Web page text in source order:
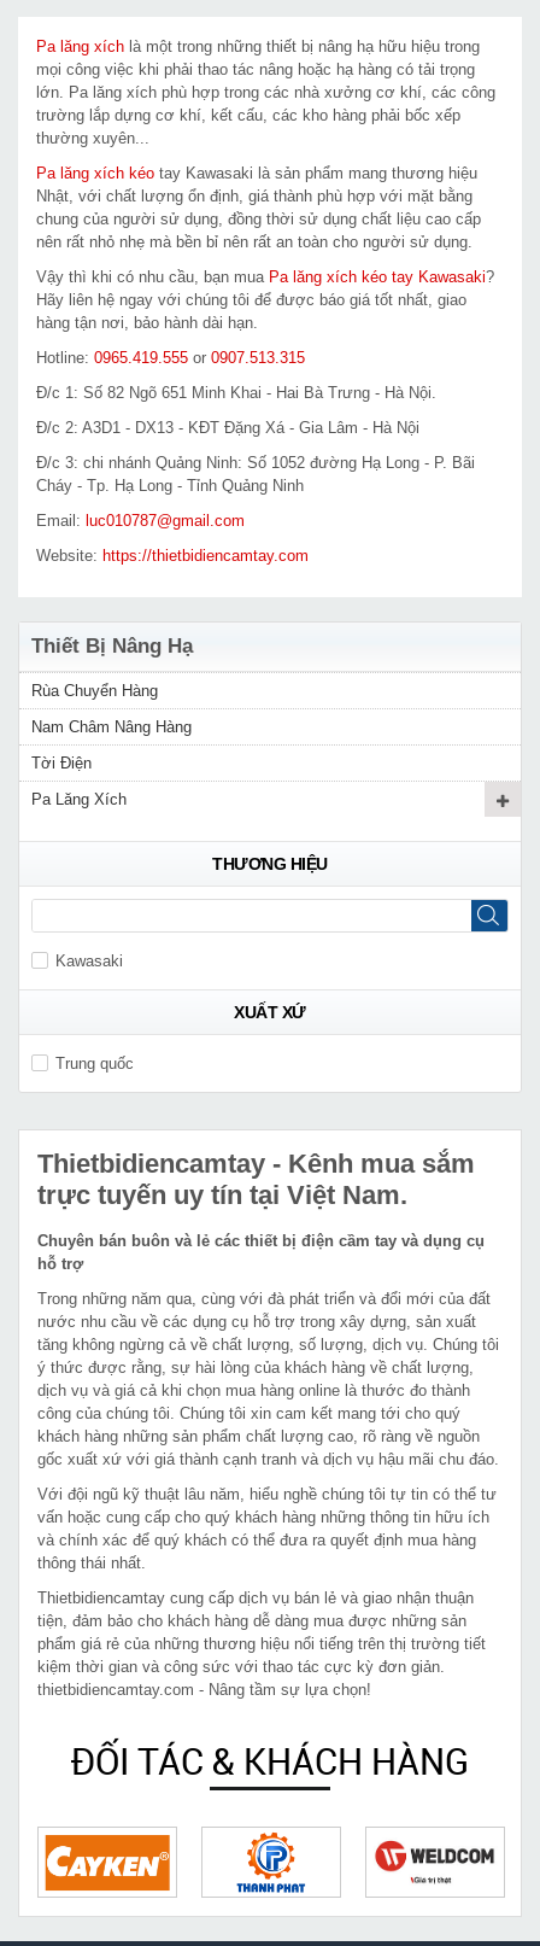
Pa lăng xích là một trong những thiết bị nâng hạ hữu hiệu trong
mọi công việc khi phải thao tác nâng hoặc hạ hàng có tải trọng
lớn. Pa lăng xích phù hợp trong các nhà xưởng cơ khí, các công
trường lắp dựng cơ khí, kết cấu, các kho hàng phải bốc xếp
thường xuyên...
Pa lăng xích kéo tay Kawasaki là sản phẩm mang thương hiệu
Nhật, với chất lượng ổn định, giá thành phù hợp với mặt bằng
chung của người sử dụng, đồng thời sử dụng chất liệu cao cấp
nên rất nhỏ nhẹ mà bền bỉ nên rất an toàn cho người sử dụng.
Vậy thì khi có nhu cầu, bạn mua Pa lăng xích kéo tay Kawasaki?
Hãy liên hệ ngay với chúng tôi để được báo giá tốt nhất, giao
hàng tận nơi, bảo hành dài hạn.
Hotline: 0965.419.555 or 0907.513.315
Đ/c 1: Số 82 Ngõ 651 Minh Khai - Hai Bà Trưng - Hà Nội.
Đ/c 2: A3D1 - DX13 - KĐT Đặng Xá - Gia Lâm - Hà Nội
Đ/c 3: chi nhánh Quảng Ninh: Số 1052 đường Hạ Long - P. Bãi
Cháy - Tp. Hạ Long - Tỉnh Quảng Ninh
Email: luc010787@gmail.com
Website: https://thietbidiencamtay.com
Thiết Bị Nâng Hạ
Rùa Chuyển Hàng
Nam Châm Nâng Hàng
Tời Điện
Pa Lăng Xích
THƯƠNG HIỆU
Kawasaki
XUẤT XỨ
Trung quốc
Thietbidiencamtay - Kênh mua sắm
trực tuyến uy tín tại Việt Nam.
Chuyên bán buôn và lẻ các thiết bị điện cầm tay và dụng cụ
hỗ trợ
Trong những năm qua, cùng với đà phát triển và đổi mới của đất
nước nhu cầu về các dụng cụ hỗ trợ trong xây dựng, sản xuất
tăng không ngừng cả về chất lượng, số lượng, dịch vụ. Chúng tôi
ý thức được rằng, sự hài lòng của khách hàng về chất lượng,
dịch vụ và giá cả khi chọn mua hàng online là thước đo thành
công của chúng tôi. Chúng tôi xin cam kết mang tới cho quý
khách hàng những sản phẩm chất lượng cao, rõ ràng về nguồn
gốc xuất xứ với giá thành cạnh tranh và dịch vụ hậu mãi chu đáo.
Với đội ngũ kỹ thuật lâu năm, hiểu nghề chúng tôi tự tin có thể tư
vấn hoặc cung cấp cho quý khách hàng những thông tin hữu ích
và chính xác để quý khách có thể đưa ra quyết định mua hàng
thông thái nhất.
Thietbidiencamtay cung cấp dịch vụ bán lẻ và giao nhận thuận
tiện, đảm bảo cho khách hàng dễ dàng mua được những sản
phẩm giá rẻ của những thương hiệu nổi tiếng trên thị trường tiết
kiệm thời gian và công sức với thao tác cực kỳ đơn giản.
thietbidiencamtay.com - Nâng tầm sự lựa chọn!
ĐỐI TÁC & KHÁCH HÀNG